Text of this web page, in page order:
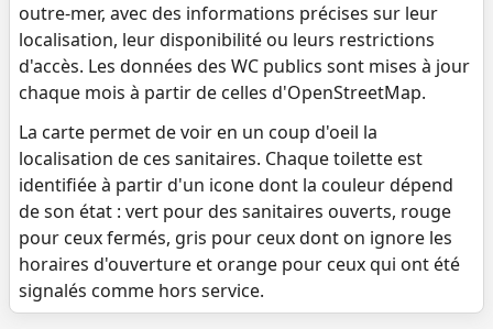
outre-mer, avec des informations précises sur leur
localisation, leur disponibilité ou leurs restrictions
d'accès. Les données des WC publics sont mises à jour
chaque mois à partir de celles d'OpenStreetMap.
La carte permet de voir en un coup d'oeil la
localisation de ces sanitaires. Chaque toilette est
identifiée à partir d'un icone dont la couleur dépend
de son état : vert pour des sanitaires ouverts, rouge
pour ceux fermés, gris pour ceux dont on ignore les
horaires d'ouverture et orange pour ceux qui ont été
signalés comme hors service.